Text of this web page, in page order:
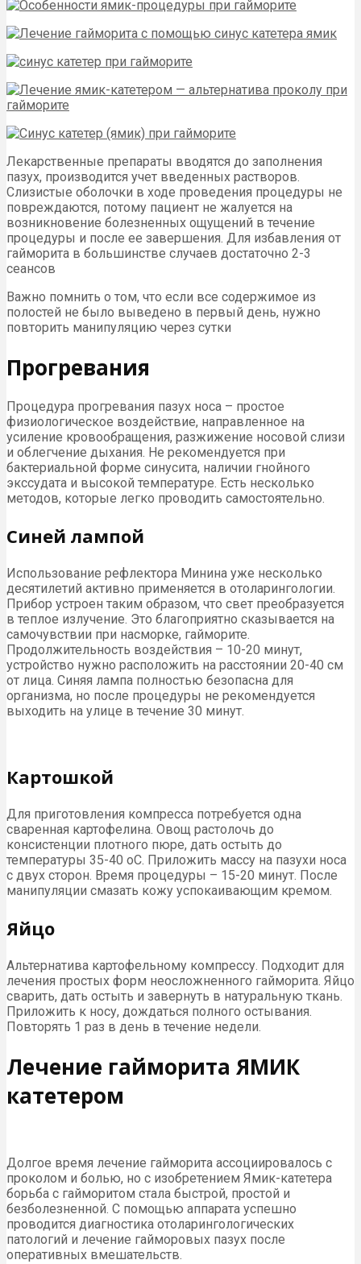
Лекарственные препараты вводятся до заполнения
пазух, производится учет введенных растворов.
Слизистые оболочки в ходе проведения процедуры не
повреждаются, потому пациент не жалуется на
возникновение болезненных ощущений в течение
процедуры и после ее завершения. Для избавления от
гайморита в большинстве случаев достаточно 2-3
сеансов
Важно помнить о том, что если все содержимое из
полостей не было выведено в первый день, нужно
повторить манипуляцию через сутки
Прогревания
Процедура прогревания пазух носа – простое
физиологическое воздействие, направленное на
усиление кровообращения, разжижение носовой слизи
и облегчение дыхания. Не рекомендуется при
бактериальной форме синусита, наличии гнойного
экссудата и высокой температуре. Есть несколько
методов, которые легко проводить самостоятельно.
Синей лампой
Использование рефлектора Минина уже несколько
десятилетий активно применяется в отоларингологии.
Прибор устроен таким образом, что свет преобразуется
в теплое излучение. Это благоприятно сказывается на
самочувствии при насморке, гайморите.
Продолжительность воздействия – 10-20 минут,
устройство нужно расположить на расстоянии 20-40 см
от лица. Синяя лампа полностью безопасна для
организма, но после процедуры не рекомендуется
выходить на улице в течение 30 минут.
Картошкой
Для приготовления компресса потребуется одна
сваренная картофелина. Овощ растолочь до
консистенции плотного пюре, дать остыть до
температуры 35-40 oC. Приложить массу на пазухи носа
с двух сторон. Время процедуры – 15-20 минут. После
манипуляции смазать кожу успокаивающим кремом.
Яйцо
Альтернатива картофельному компрессу. Подходит для
лечения простых форм неосложненного гайморита. Яйцо
сварить, дать остыть и завернуть в натуральную ткань.
Приложить к носу, дождаться полного остывания.
Повторять 1 раз в день в течение недели.
Лечение гайморита ЯМИК
катетером
Долгое время лечение гайморита ассоциировалось с
проколом и болью, но с изобретением Ямик-катетера
борьба с гайморитом стала быстрой, простой и
безболезненной. С помощью аппарата успешно
проводится диагностика отоларингологических
патологий и лечение гайморовых пазух после
оперативных вмешательств.